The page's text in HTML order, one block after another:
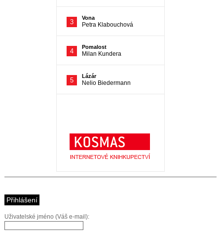
Přihlášení
Uživatelské jméno (Váš e-mail):